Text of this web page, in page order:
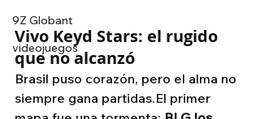
9Z Globant
videojuegos
Vivo Keyd Stars: el rugido
que no alcanzó
Brasil puso corazón, pero el alma no
siempre gana partidas.El primer